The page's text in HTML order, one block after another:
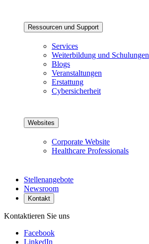
Ressourcen und Support
Services
Weiterbildung und Schulungen
Blogs
Veranstaltungen
Erstattung
Cybersicherheit
Websites
Corporate Website
Healthcare Professionals
Stellenangebote
Newsroom
Kontakt
Kontaktieren Sie uns
Facebook
LinkedIn